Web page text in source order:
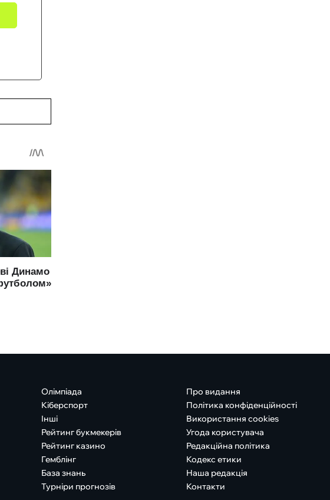
Олімпіада
Кіберспорт
Інші
Рейтинг букмекерів
Рейтинг казино
Гемблінг
База знань
Турніри прогнозів
Про видання
Політика конфіденційності
Використання cookies
Угода користувача
Редакційна політика
Кодекс етики
Наша редакція
Контакти